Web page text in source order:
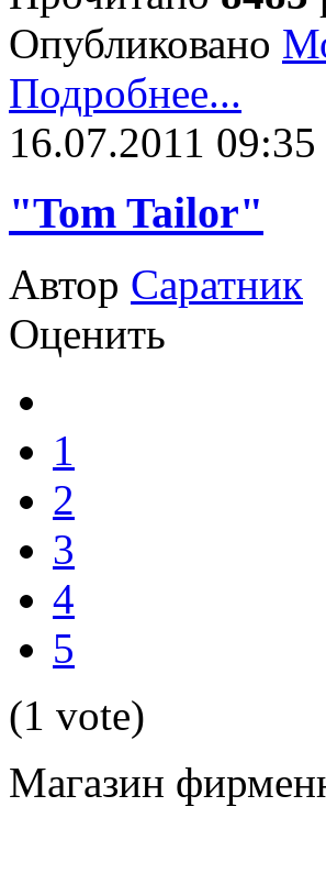
Опубликовано
Подробнее...
16.07.2011 09:35
"Tom Tailor"
Автор Саратник
Оценить
1
2
3
4
5
(1 vote)
Магазин